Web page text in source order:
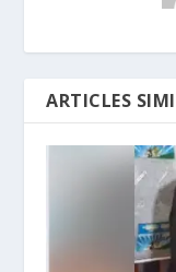
ARTICLES